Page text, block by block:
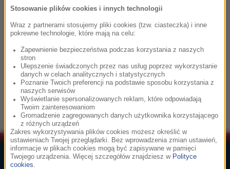
16:24
Harry Gregson-Williams, Rupert
Gregson-Williams
Easter Sunday
16:27
Joseph Williams, Sally Dworsky
Can You Feel The Love Tonight (wersja
filmowa)
Lista Przebojów Muzyki Filmowej
Stosowanie plików cookies i innych technologii
Wraz z partnerami stosujemy pliki cookies (tzw. ciasteczka) i inne
pokrewne technologie, które mają na celu:
Zapewnienie bezpieczeństwa podczas korzystania z naszych
stron
Ulepszenie świadczonych przez nas usług poprzez wykorzystanie
danych w celach analitycznych i statystycznych
Poznanie Twoich preferencji na podstawie sposobu korzystania z
naszych serwisów
Wyświetlanie spersonalizowanych reklam, które odpowiadają
Twoim zainteresowaniom
Gromadzenie zagregowanych danych użytkownika korzystającego
z różnych urządzeń
Zakres wykorzystywania plików cookies możesz określić w
ustawieniach Twojej przeglądarki. Bez wprowadzenia zmian ustawień,
informacje w plikach cookies mogą być zapisywane w pamięci
Twojego urządzenia. Więcej szczegółów znajdziesz w Polityce
cookies.